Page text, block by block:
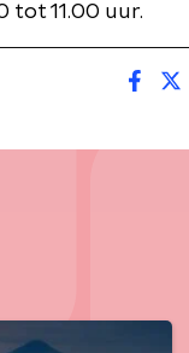
tot 11.00 uur.